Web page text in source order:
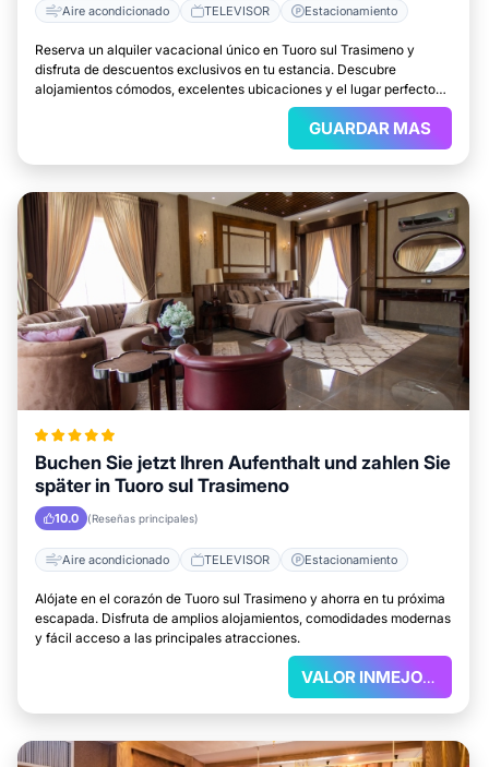
Aire acondicionado TELEVISOR Estacionamiento
Reserva un alquiler vacacional único en Tuoro sul Trasimeno y
disfruta de descuentos exclusivos en tu estancia. Descubre
alojamientos cómodos, excelentes ubicaciones y el lugar perfecto
GUARDAR MAS
Buchen Sie jetzt Ihren Aufenthalt und zahlen Sie
später in Tuoro sul Trasimeno
10.0 (Reseñas principales)
Aire acondicionado TELEVISOR Estacionamiento
Alójate en el corazón de Tuoro sul Trasimeno y ahorra en tu próxima
escapada. Disfruta de amplios alojamientos, comodidades modernas
y fácil acceso a las principales atracciones.
VALOR INMEJORABLE